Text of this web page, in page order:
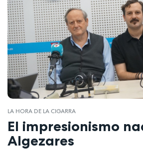
LA HORA DE LA CIGARRA
El impresionismo
Algezares